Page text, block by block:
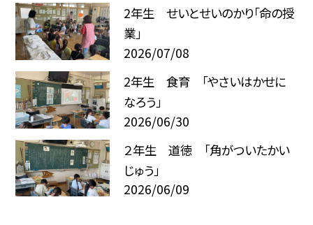
2年生 せいとせいのかり「命の授
業」
2026/07/08
2年生 食育 「やさいはかせに
なろう」
2026/06/30
２年生 道徳 「角がついたかい
じゅう」
2026/06/09